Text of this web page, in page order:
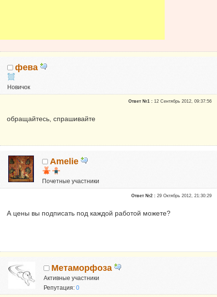
фева
Новичок
Сказали "Спасибо": 21
Ответ №1 :12 Сентябрь 2012, 09:37:56
обращайтесь, спрашивайте
Amelie
Почетные участники
Ответ №2 :29 Октябрь 2012, 21:30:29
А цены вы подписать под каждой работой можете?
Метаморфоза
Активные участники
Репутация:0